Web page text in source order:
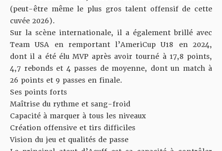
(peut-être même le plus gros talent offensif de cette
cuvée 2026).
Sur la scène internationale, il a également brillé avec
Team USA en remportant l’AmeriCup U18 en 2024,
dont il a été élu MVP après avoir tourné à 17,8 points,
4,7 rebonds et 4 passes de moyenne, dont un match à
26 points et 9 passes en finale.
Ses points forts
Maîtrise du rythme et sang-froid
Capacité à marquer à tous les niveaux
Création offensive et tirs difficiles
Vision du jeu et qualités de passe